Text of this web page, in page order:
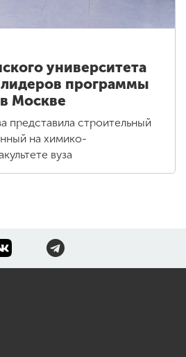
университета
программы
Москве
представила строительный
на химико-
вуза